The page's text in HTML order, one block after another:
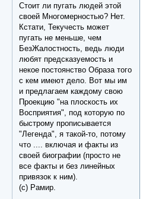
Стоит ли пугать людей этой
своей Многомерностью? Нет.
Кстати, Текучесть может
пугать не меньше, чем
БезЖалостность, ведь люди
любят предсказуемость и
некое постоянство Образа того
с кем имеют дело. Вот мы им
и предлагаем каждому свою
Проекцию "на плоскость их
Восприятия", под которую по
быстрому прописывается
"Легенда", я такой-то, потому
что .... включая и факты из
своей биографии (просто не
все факты и без линейных
привязок к ним).
(с) Рамир.